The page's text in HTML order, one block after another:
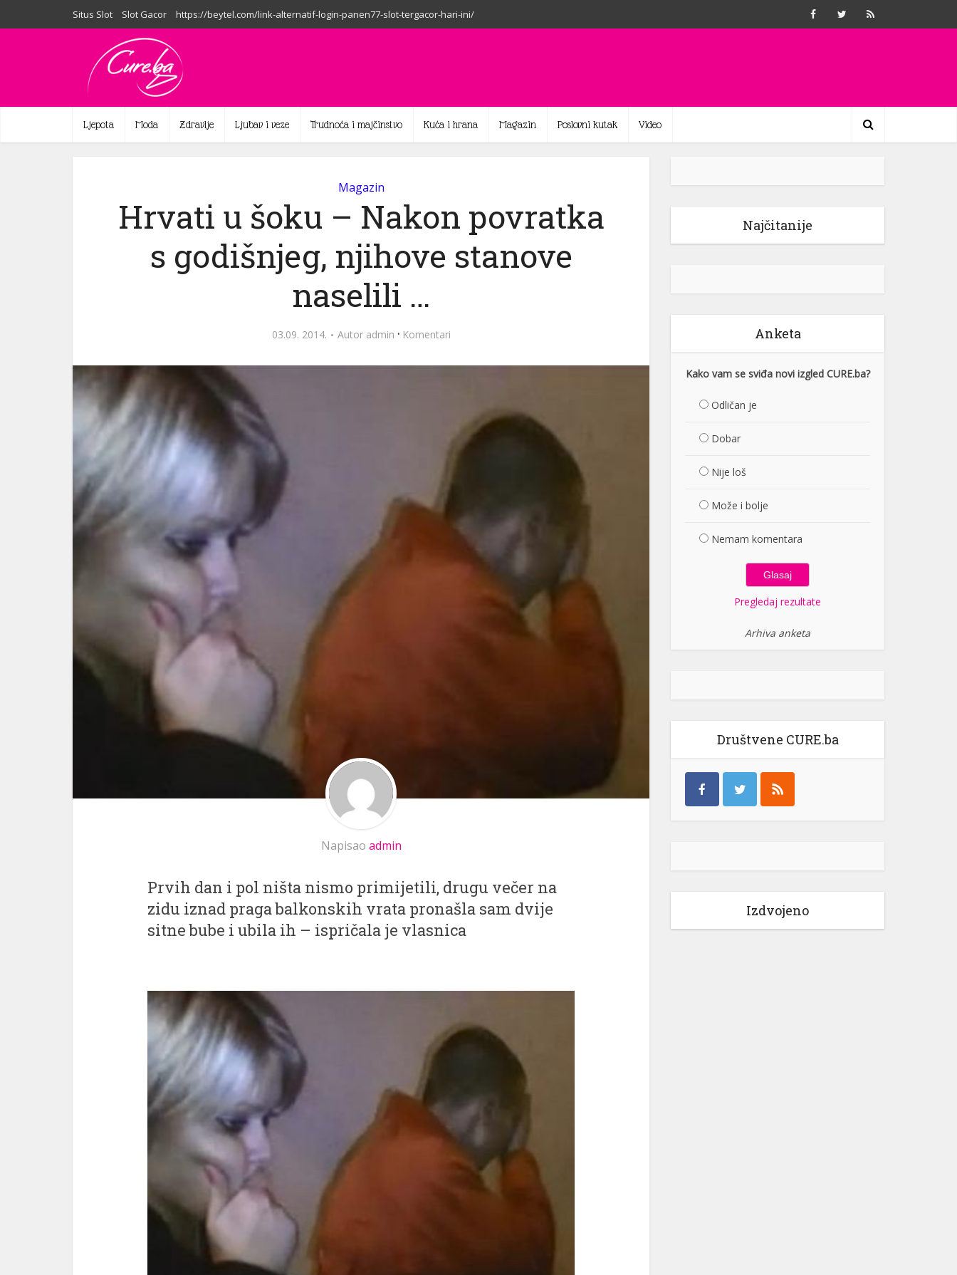
Situs Slot Slot Gacor https://beytel.com/link-alternatif-login-panen77-slot-tergacor-hari-ini/
Ljepota Moda Zdravlje Ljubav i veze Trudnoća i majčinstvo Kuća i hrana Magazin Poslovni kutak Video
Magazin
Hrvati u šoku – Nakon povratka
s godišnjeg, njihove stanove
naselili …
03.09. 2014. Autor admin · Komentari
Napisao admin
Prvih dan i pol ništa nismo primijetili, drugu večer na
zidu iznad praga balkonskih vrata pronašla sam dvije
sitne bube i ubila ih – ispričala je vlasnica
Najčitanije
Anketa
Kako vam se sviđa novi izgled CURE.ba?
Odličan je
Dobar
Nije loš
Može i bolje
Nemam komentara
Pregledaj rezultate
Arhiva anketa
Društvene CURE.ba
Izdvojeno